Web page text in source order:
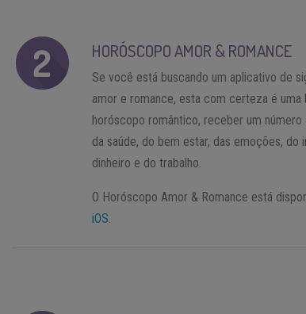
HORÓSCOPO AMOR & ROMANCE
Se você está buscando um aplicativo de
amor e romance, esta com certeza é
horóscopo romântico, receber um
da saúde, do bem estar, das emoções,
dinheiro e do trabalho.
O Horóscopo Amor & Romance está
iOS.